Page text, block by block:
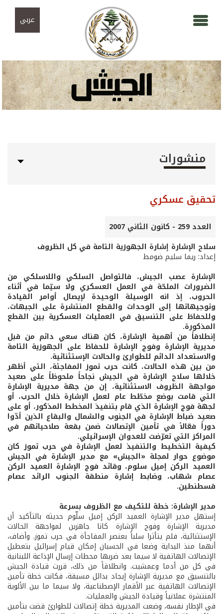
عربي
منشورات
تحقيق عسكري
العدد 259 - كانون الثاني 2007
سلاح الإشارة إشارة الجهوزية التامة في كل الظروف
إعداد: ريما سليم ضومط
الإشارة عصب الجيش، فالتواصل السلكي واللاسلكي من
الضرورات الملحّة في العمل العسكري ولا سيّما في أثناء
الحروب، إذ انه الوسيلة الوحيدة لإيصال أوامر القيادة
وتوجيهاتها إلى الوحدات والقطع المنتشرة على الجبهات،
وللحفاظ على التنسيق في العمليات العسكرية بين القطع
المذكورة.
إنطلاقاً من أهمية الإشارة، كان هناك سعي دائم من قبل
مديرية الإشارة وفوج الإشارة للحفاظ على الجهوزية التامة
والاستعداد الدائم للطوارئ والحالات الإستثنائية.
من بين هذه الحالات، كانت حرب تموز المفاجئة، التي أظهر
خلالها سلاح الإشارة في الجيش نجاحاً ملحوظاً على صعيد
مواجهة الظروف الاستثنائية، إن من جهة مديرية الإشارة
التي قامت بوضع مخطّط عام لعمل الإشارة خلال الحرب، أو
لجهة فوج الإشارة الذي قام بتنفيذ المخطط المذكور، أو على
صعيد ضباط الإشارة في الجنوب والشمال والبقاع الذين أدّوا
دوراً فعّالاً في تأمين الإتصالات ضمن بقعة صلاحياتهم في
المراكز التي تعرّضت للعدوان الإسرائيلي.
كيفية التخطيط والتنفيذ لعمل الإشارة في حرب تموز كان
موضوع حوار لمجلة «الجيش» مع مدير الإشارة في الجيش
العميد الركن إميل سلوم، وقائد فوج الإشارة العميد الركن
عصام شهاب، وضابط إشارة منطقة الجنوب الرائد عصام
قسطنطين.
مدير الإشارة: خطة للتكيف مع الظروف بسرعة
إستهل مدير الإشارة العميد الركن إميل سلّوم حديثه بالتأكيد أن
مديرية الإشارة وفوج الإشارة كانا جاهزين لمواجهة الحالات
الإستثنائية، فلم يتأثرا سلباً بعنصر المفاجأة في حرب تموز. وأضاف،
أنهما منذ البداية وضعا في الحسبان إمكان قيام إسرائيل بتعطيل
الإتصالات الهاتفية لا سيما بعد ضربها محطات إرسال الإذاعة اللبنانية
في كل من أدما وعمشيت. وانطلاقاً من ذلك، قررت قيادة الجيش
بالتنسيق مع مديرية الإشارة إيجاد بدائل مسبقة، فكانت خطة تأمين
الإتصالات الهاتفية عبر الأقمار الإصطناعية، ولا سيما ما بين الألوية
المنتشرة عملانياً وقيادة الجيش والعمليات.
في الإطار نفسه، وضعت المديرية خطة إتصالات للطوارئ قضت بتأمين